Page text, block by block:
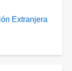
Extranjera